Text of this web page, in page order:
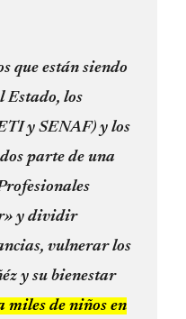
que están siendo
Estado, los
y SENAF) y los
parte de una
y dividir
vulnerar los
y su bienestar
miles de niños en